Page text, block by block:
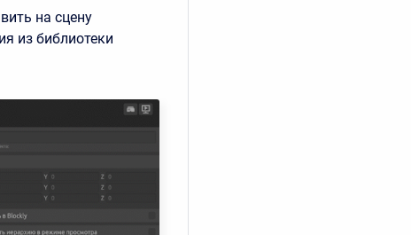
на сцену
из библиотеки